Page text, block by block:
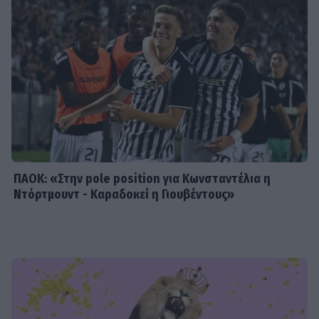
Μπακλέση που μόλις γέννησε
Κωνσταντίνος Αργυρός:
«Μεσοπέλαγα αρμενίζω»
ΠΑΟΚ: «Στην pole position για Κωνσταντέλια η
Ντόρτμουντ - Καραδοκεί η Γιουβέντους»